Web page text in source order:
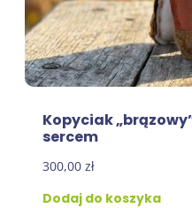
Kopyciak
sercem
300,00 zł
Dodaj do koszyka